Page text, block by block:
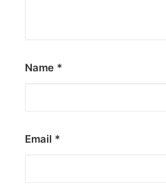
Name *
Email *